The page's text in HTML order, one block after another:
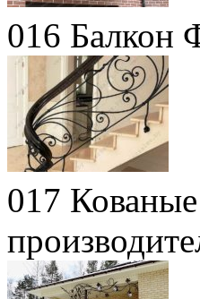
016 Балкон
017